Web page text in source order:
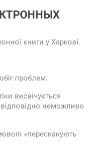
книги у Харкові.
проблем:
висвічується
відповідно неможливо
«перескакують